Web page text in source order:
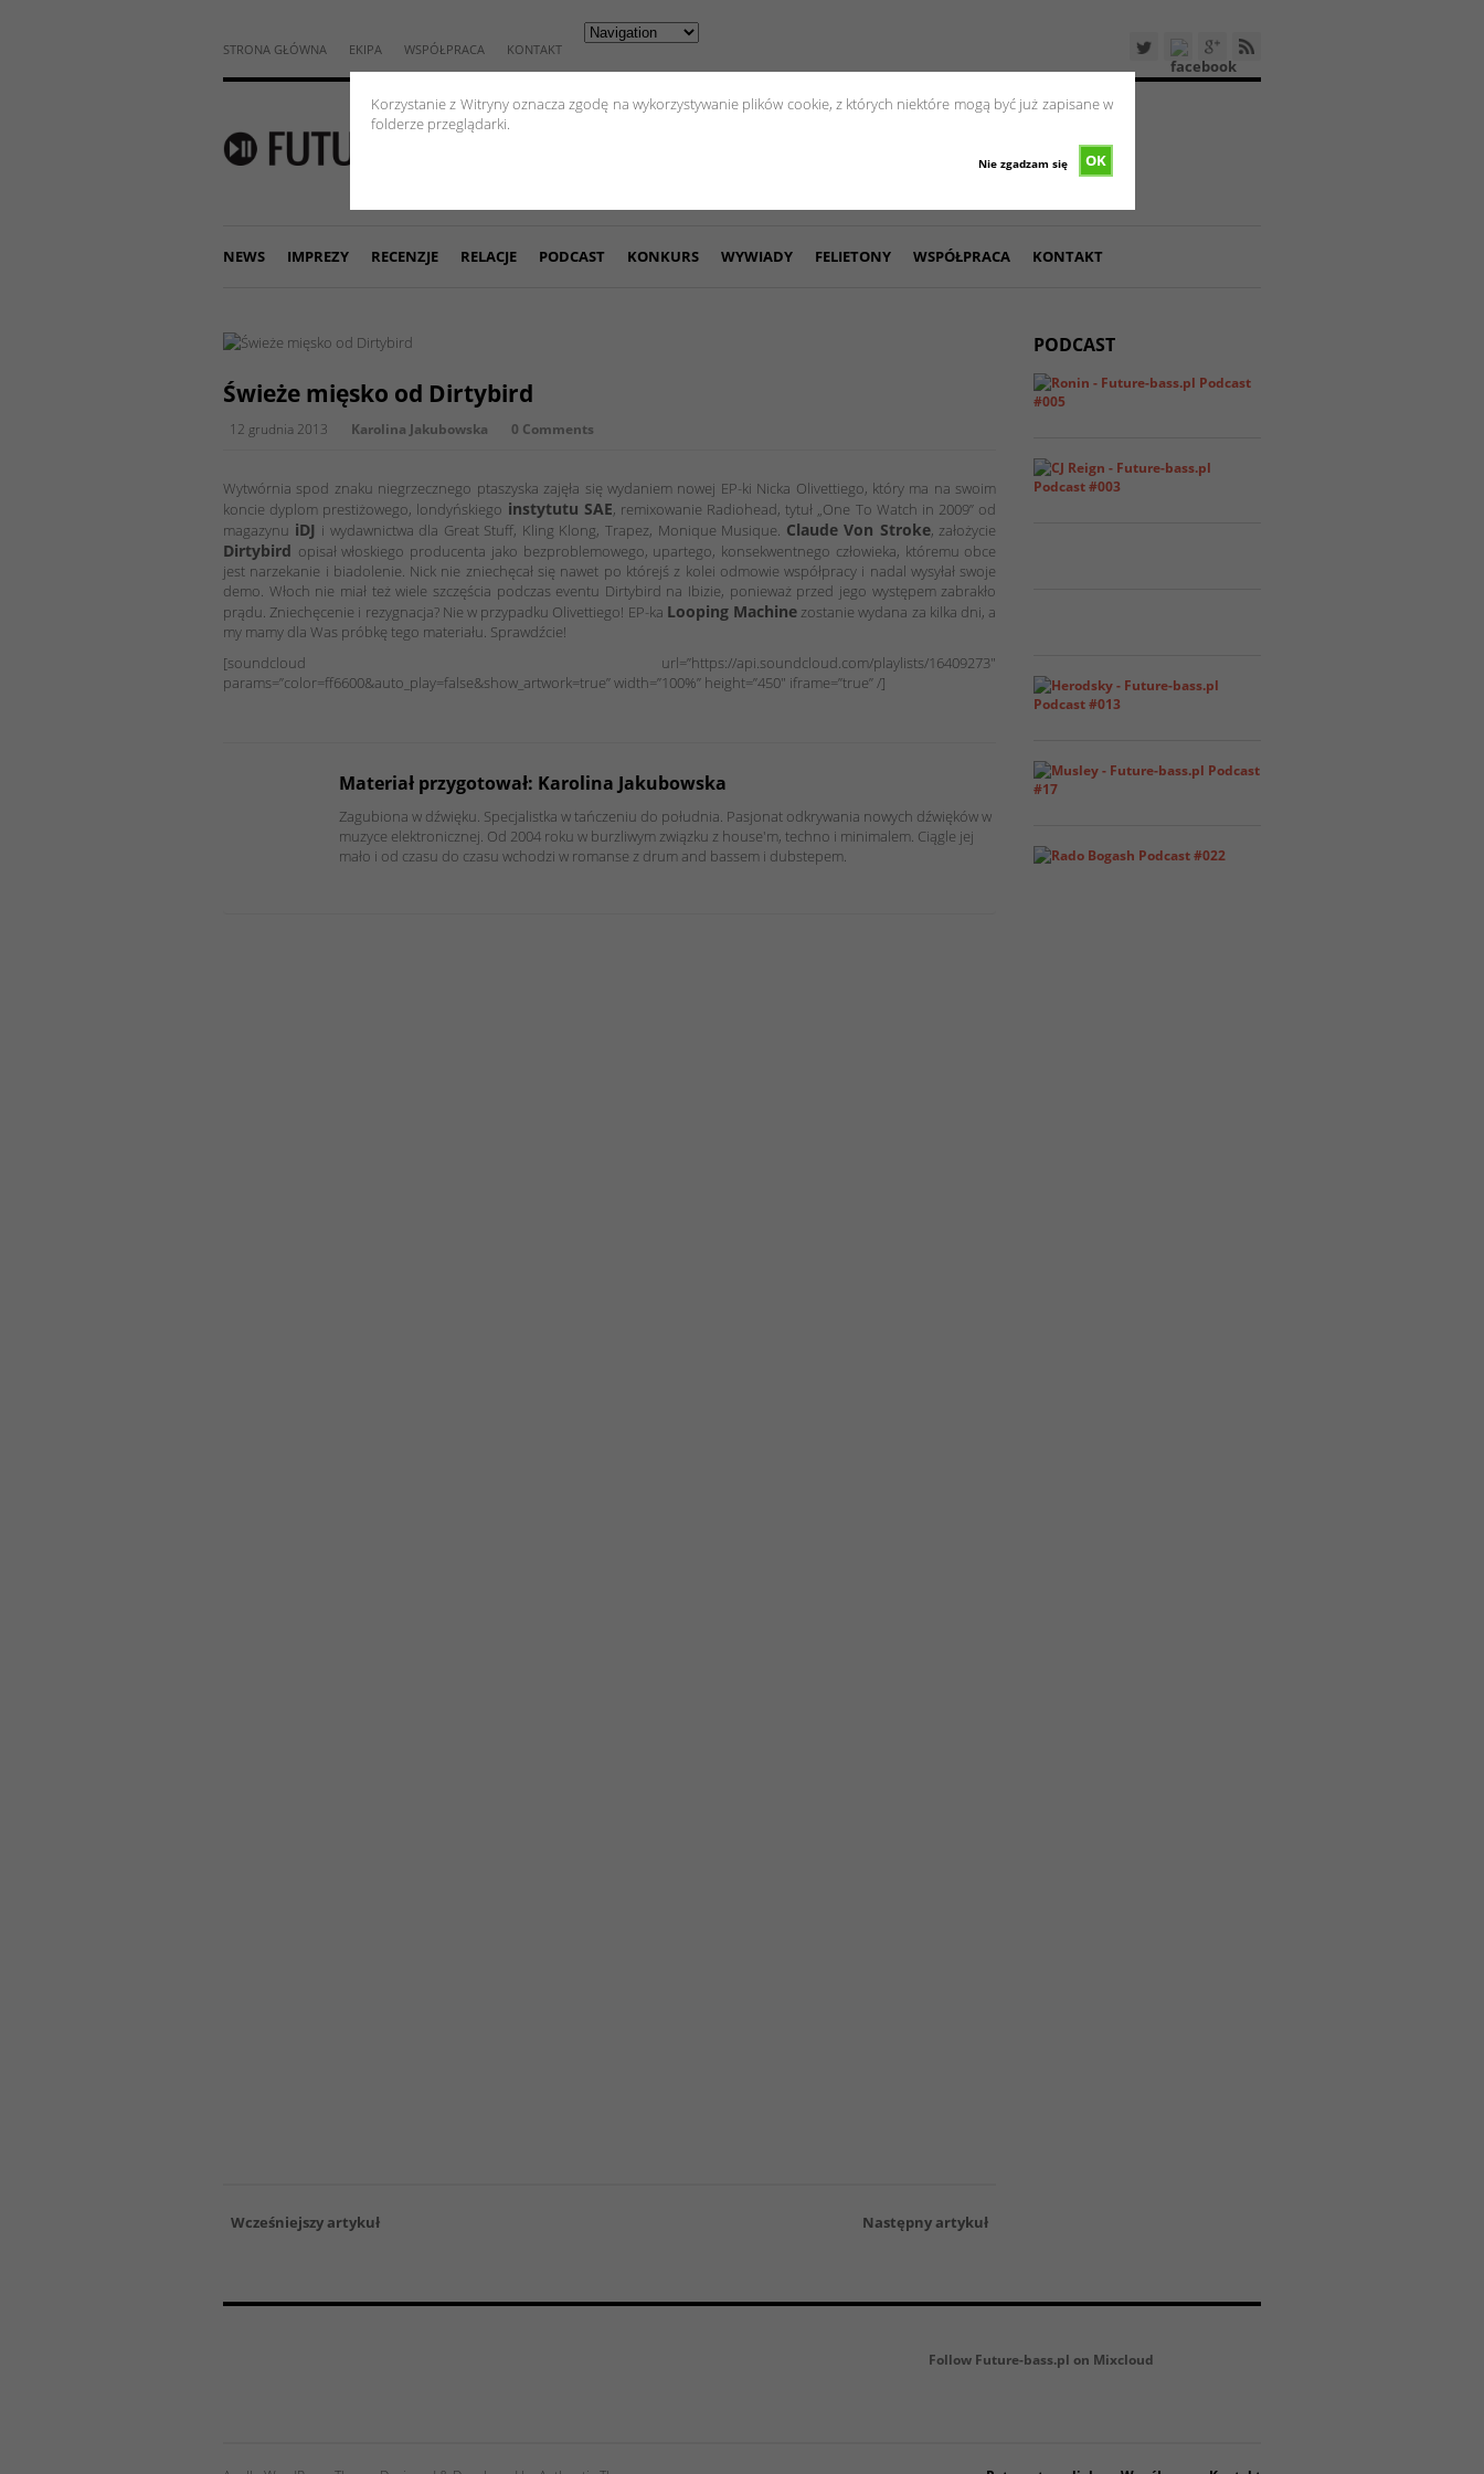
Korzystanie z Witryny oznacza zgodę na wykorzystywanie plików cookie, z których niektóre mogą być już zapisane w
folderze przeglądarki.
OK
Nie zgadzam się
STRONA GŁÓWNA EKIPA WSPÓŁPRACA KONTAKT
NEWS IMPREZY RECENZJE RELACJE PODCAST KONKURS WYWIADY FELIETONY WSPÓŁPRACA KONTAKT
Świeże mięsko od Dirtybird
12 grudnia 2013 Karolina Jakubowska 0 Comments
Wytwórnia spod znaku niegrzecznego ptaszyska zajęła się wydaniem nowej EP-ki Nicka Olivettiego, który ma na swoim
koncie dyplom prestiżowego, londyńskiego instytutu SAE, remixowanie Radiohead, tytuł „One To Watch in 2009” od
magazynu iDJ i wydawnictwa dla Great Stuff, Kling Klong, Trapez, Monique Musique. Claude Von Stroke, założycie
Dirtybird opisał włoskiego producenta jako bezproblemowego, upartego, konsekwentnego człowieka, któremu obce
jest narzekanie i biadolenie. Nick nie zniechęcał się nawet po którejś z kolei odmowie współpracy i nadal wysyłał swoje
demo. Włoch nie miał też wiele szczęścia podczas eventu Dirtybird na Ibizie, ponieważ przed jego występem zabrakło
prądu. Zniechęcenie i rezygnacja? Nie w przypadku Olivettiego! EP-ka Looping Machinezostanie wydana za kilka dni, a
my mamy dla Was próbkę tego materiału. Sprawdźcie!
[soundcloud url=”https://api.soundcloud.com/playlists/16409273″
params=”color=ff6600&auto_play=false&show_artwork=true” width=”100%” height=”450″ iframe=”true” /]
Materiał przygotował: Karolina Jakubowska
Zagubiona w dźwięku. Specjalistka w tańczeniu do południa. Pasjonat odkrywania nowych dźwięków w
muzyce elektronicznej. Od 2004 roku w burzliwym związku z house'm, techno i minimalem. Ciągle jej
mało i od czasu do czasu wchodzi w romanse z drum and bassem i dubstepem.
Wcześniejszy artykuł Następny artykuł
PODCAST
Follow Future-bass.pl on Mixcloud